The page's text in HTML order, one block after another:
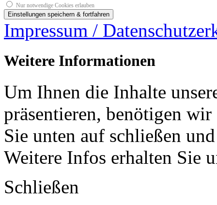
Nur notwendige Cookies erlauben
Impressum /
Weitere Informationen
Um Ihnen die Inhalte
präsentieren, benötigen
Sie unten auf schließen
Weitere Infos erhalten Sie
Schließen